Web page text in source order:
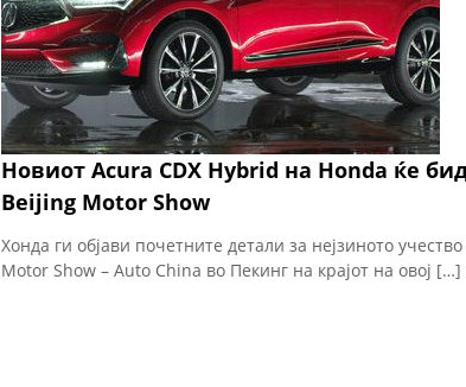
Новиот Acura CDX Hybrid на Honda ќе
Beijing Motor Show
Хонда ги објави почетните детали за нејзиното
Motor Show – Auto China во Пекинг на крајот на овој […]